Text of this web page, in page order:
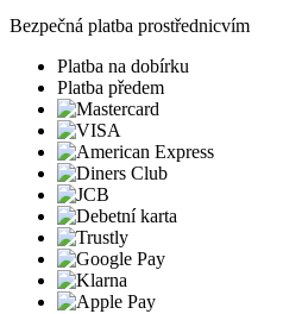
Bezpečná platba prostřednicvím
Platba na dobírku
Platba předem